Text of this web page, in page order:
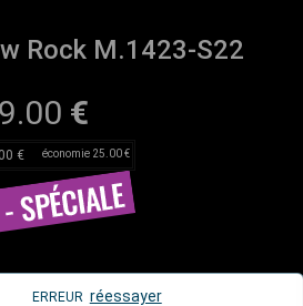
Rock M.1423-S22
€
€ économie 25.00 €
ERREUR réessayer